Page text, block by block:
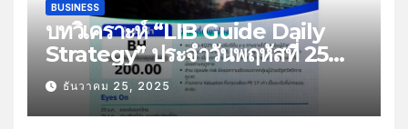
BUSINESS
บทวิเคราะห์ “LIB Guide Daily
Strategy” ประจำวันพฤหัสที่ 25
ธันวาคม 2568 หัวข้อ “ติดตามยอด
ส่งออกไทย”
ธันวาคม 25, 2025